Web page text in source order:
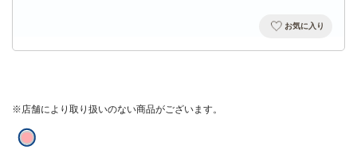
お気に入り
※店舗により取り扱いのない商品がございます。